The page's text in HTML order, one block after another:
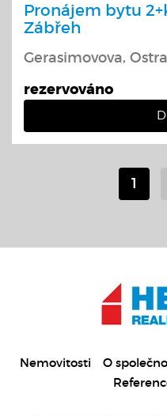
Pronájem bytu
Zábřeh
Gerasimovova,
rezervováno
1
Nemovitosti O